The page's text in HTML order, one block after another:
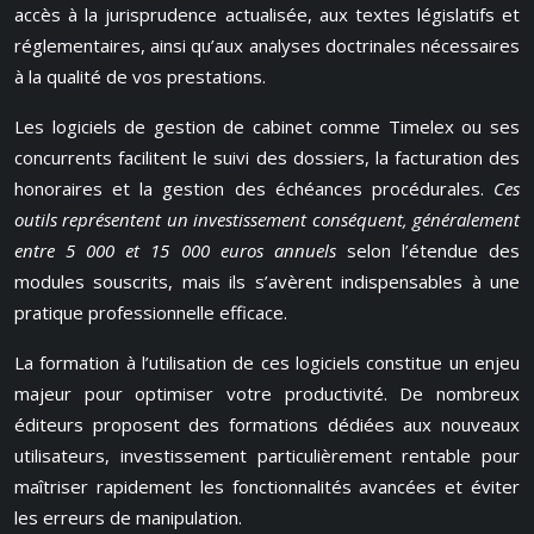
accès à la jurisprudence actualisée, aux textes législatifs et
réglementaires, ainsi qu’aux analyses doctrinales nécessaires
à la qualité de vos prestations.
Les logiciels de gestion de cabinet comme Timelex ou ses
concurrents facilitent le suivi des dossiers, la facturation des
honoraires et la gestion des échéances procédurales. Ces
outils représentent un investissement conséquent, généralement
entre 5 000 et 15 000 euros annuels selon l’étendue des
modules souscrits, mais ils s’avèrent indispensables à une
pratique professionnelle efficace.
La formation à l’utilisation de ces logiciels constitue un enjeu
majeur pour optimiser votre productivité. De nombreux
éditeurs proposent des formations dédiées aux nouveaux
utilisateurs, investissement particulièrement rentable pour
maîtriser rapidement les fonctionnalités avancées et éviter
les erreurs de manipulation.